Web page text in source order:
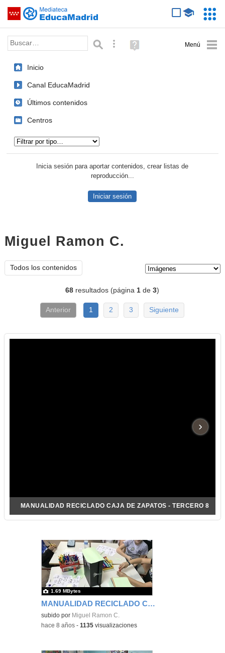
Saltar navegación
Palabra o frase: Búsqueda avanzada
Ayuda
(en
Inicio
Canal EducaMadrid
Últimos contenidos
Centros
Inicia sesión para aportar contenidos, crear listas de
reproducción...
Iniciar sesión
Miguel Ramon C.
Todos los contenidos
68 resultados (página1 de3)
Anterior 1 2 3 Siguiente
MANUALIDAD RECICLADO CAJA DE ZAPATOS - TERCERO 8
›
MANUALIDAD RECICLADO CAJA DE ZAPATOS - TERCERO 8
subido por Miguel Ramon C.
1.69 MBytes
-hace 8 años -1135 visualizaciones